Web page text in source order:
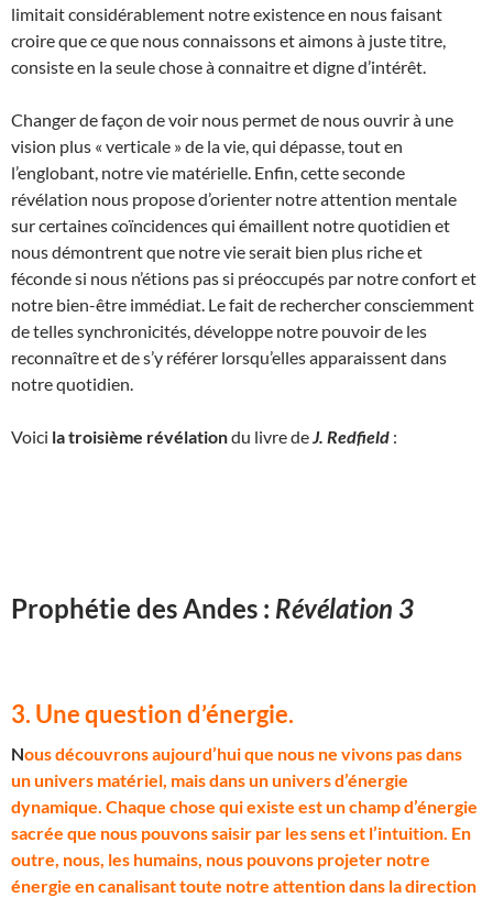
limitait considérablement notre existence en nous faisant
croire que ce que nous connaissons et aimons à juste titre,
consiste en la seule chose à connaitre et digne d’intérêt.
Changer de façon de voir nous permet de nous ouvrir à une
vision plus « verticale » de la vie, qui dépasse, tout en
l’englobant, notre vie matérielle. Enfin, cette seconde
révélation nous propose d’orienter notre attention mentale
sur certaines coïncidences qui émaillent notre quotidien et
nous démontrent que notre vie serait bien plus riche et
féconde si nous n’étions pas si préoccupés par notre confort et
notre bien-être immédiat. Le fait de rechercher consciemment
de telles synchronicités, développe notre pouvoir de les
reconnaître et de s’y référer lorsqu’elles apparaissent dans
notre quotidien.
Voici la troisième révélationdu livre de J. Redfield :
Prophétie des Andes : Révélation 3
3. Une question d’énergie.
Nous découvrons aujourd’hui que nous ne vivons pas dans
un univers matériel, mais dans un univers d’énergie
dynamique. Chaque chose qui existe est un champ d’énergie
sacrée que nous pouvons saisir par les sens et l’intuition. En
outre, nous, les humains, nous pouvons projeter notre
énergie en canalisant toute notre attention dans la direction